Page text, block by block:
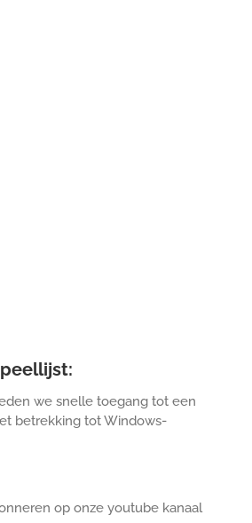
we snelle toegang tot een
betrekking tot Windows-
op onze youtube kanaal